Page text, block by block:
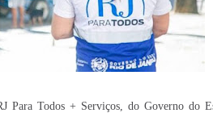
Para Todos + Serviços, do Governo do